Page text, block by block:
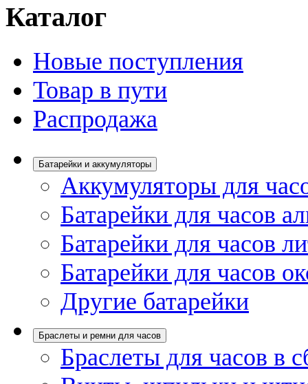
Каталог
Новые поступления
Товар в пути
Распродажа
Батарейки и аккумуляторы
Аккумуляторы для
Батарейки для часов
Батарейки для часов
Батарейки для часов
Другие батарейки
Браслеты и ремни для часов
Браслеты для часов в